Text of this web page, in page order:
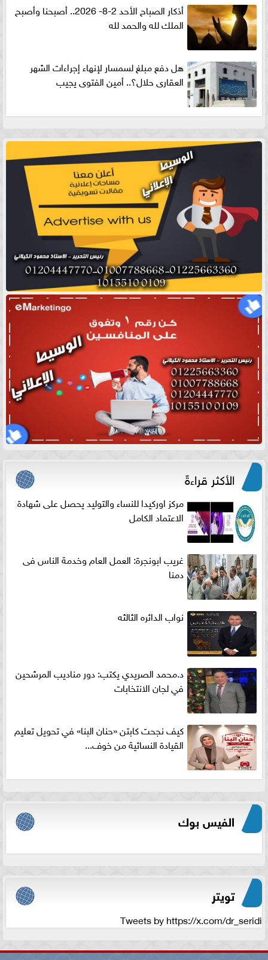
أذكار الصباح الأحد 2-8- 2026.. أصبحنا وأصبح
الملك لله والحمد لله
هل دفع مبلغ لسمسار لإنهاء إجراءات الشهر
العقارى حلال؟.. أمين الفتوى يجيب
الأكثر قراءةً
مركز اوركيدا للنساء والتوليد يحصل على شهادة
الاعتماد الكامل
غريب ابونجرة: العمل العام وخدمة الناس فى
دمنا
نواب الدائره الثالثه
د.محمد الصريدي يكتب: دور مناديب المرشحين
في لجان الانتخابات
كيف نجحت كابتن «حنان البنا» في تحويل تعليم
القيادة النسائية من خوف...
الفيس بوك
تويتر
Tweets by https://x.com/dr_seridi